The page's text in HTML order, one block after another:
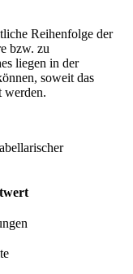
Reihenfolge der
bzw. zu
liegen in der
soweit das
werden.